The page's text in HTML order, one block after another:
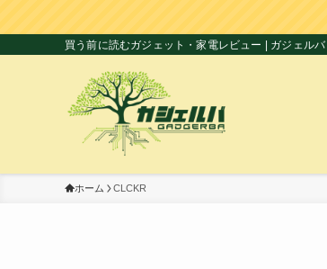
買う前に読むガジェット・家電レビュー | ガジェルバ
ホーム CLCKR